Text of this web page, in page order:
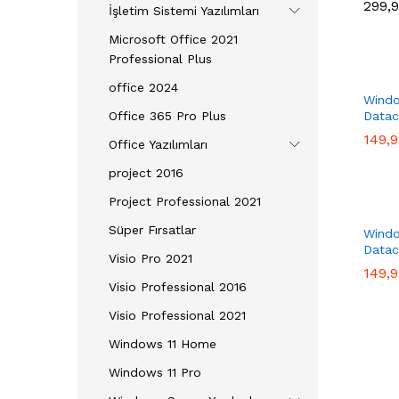
İşletim Sistemi Yazılımları
Microsoft Office 2021
Professional Plus
office 2024
Office 365 Pro Plus
Office Yazılımları
project 2016
Project Professional 2021
Süper Fırsatlar
Visio Pro 2021
Visio Professional 2016
Visio Professional 2021
Windows 11 Home
Windows 11 Pro